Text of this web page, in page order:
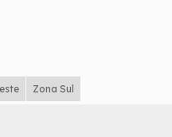
Zona Sul